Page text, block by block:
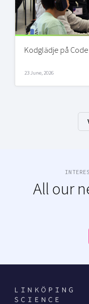
Kodglädje på
23 June, 2026
All our